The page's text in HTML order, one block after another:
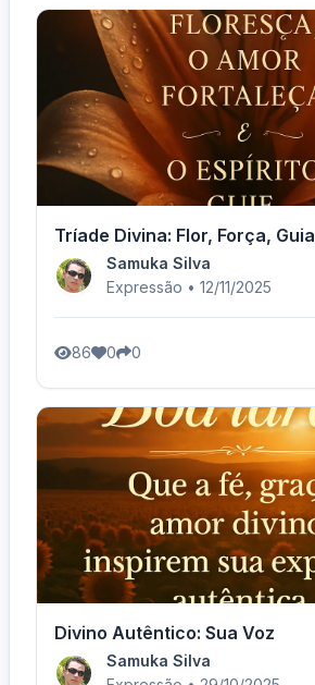
Tríade Divina: Flor, Força, Guia
Samuka Silva
Expressão • 12/11/2025
86 0 0
Divino Autêntico: Sua Voz
Samuka Silva